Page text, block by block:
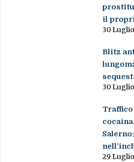
il
30
Blitz
30
29